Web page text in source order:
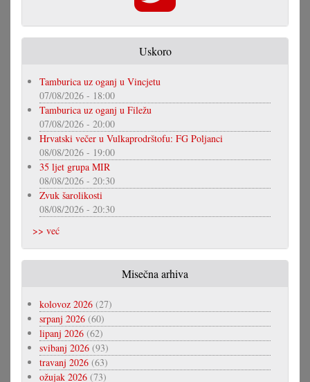
Uskoro
Tamburica uz oganj u Vincjetu
07/08/2026 - 18:00
Tamburica uz oganj u Filežu
07/08/2026 - 20:00
Hrvatski večer u Vulkaprodrštofu: FG Poljanci
08/08/2026 - 19:00
35 ljet grupa MIR
08/08/2026 - 20:30
Zvuk šarolikosti
08/08/2026 - 20:30
>> već
Misečna arhiva
kolovoz 2026 (27)
srpanj 2026 (60)
lipanj 2026 (62)
svibanj 2026 (93)
travanj 2026 (63)
ožujak 2026 (73)